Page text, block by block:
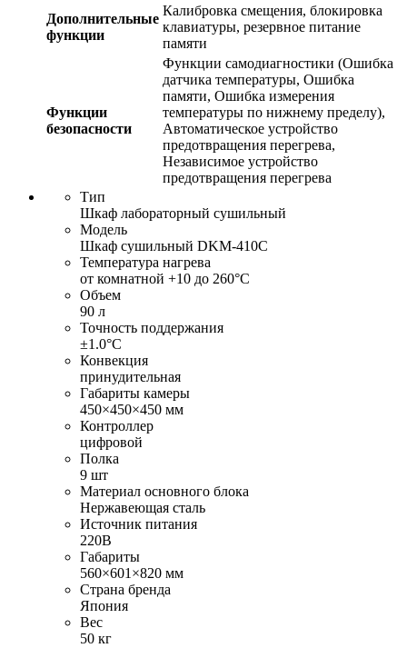
Дополнительные
функции
Калибровка смещения, блокировка
клавиатуры, резервное питание
памяти
Функции
безопасности
Функции самодиагностики (Ошибка
датчика температуры, Ошибка
памяти, Ошибка измерения
температуры по нижнему пределу),
Автоматическое устройство
предотвращения перегрева,
Независимое устройство
предотвращения перегрева
Тип
Шкаф лабораторный сушильный
Модель
Шкаф сушильный DKM-410C
Температура нагрева
от комнатной +10 до 260°С
Объем
90 л
Точность поддержания
±1.0°С
Конвекция
принудительная
Габариты камеры
450×450×450 мм
Контроллер
цифровой
Полка
9 шт
Материал основного блока
Нержавеющая сталь
Источник питания
220В
Габариты
560×601×820 мм
Страна бренда
Япония
Вес
50 кг